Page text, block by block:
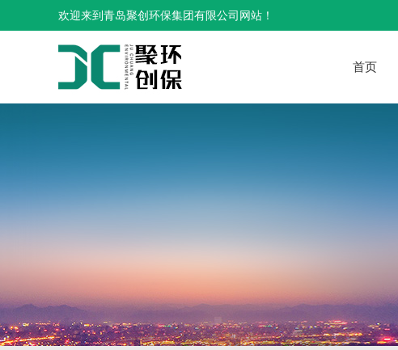
欢迎来到青岛聚创环保集团有限公司网站！
首页